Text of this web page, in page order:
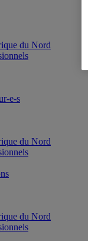
du Nord
e-s
du Nord
du Nord